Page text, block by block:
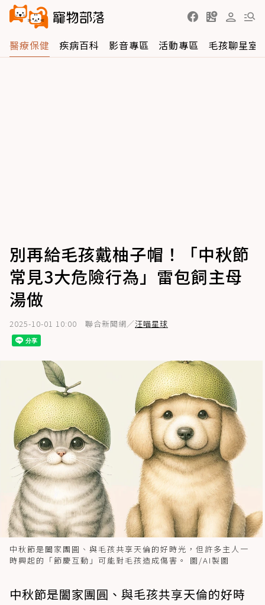
醫療保健 疾病百科 影音專區 活動專區 毛孩聊星室
別再給毛孩戴柚子帽！「中秋節
常見3大危險行為」雷包飼主母
湯做
2025-10-01 10:00 聯合新聞網／汪喵星球
中秋節是闔家團圓、與毛孩共享天倫的好時光，但許多主人一
時興起的「節慶互動」可能對毛孩造成傷害。 圖/AI製圖
中秋節是闔家團圓、與毛孩共享天倫的好時